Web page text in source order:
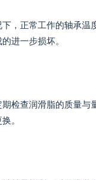
，正常工作的轴承
进一步损坏。
检查润滑脂的质量
。